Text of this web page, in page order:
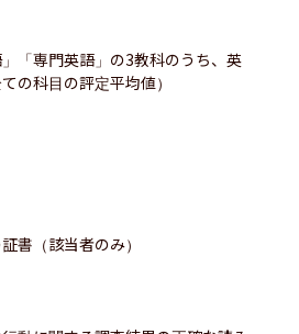
「専門英語」の3教科のうち、英
の科目の評定平均値）
書（該当者のみ）